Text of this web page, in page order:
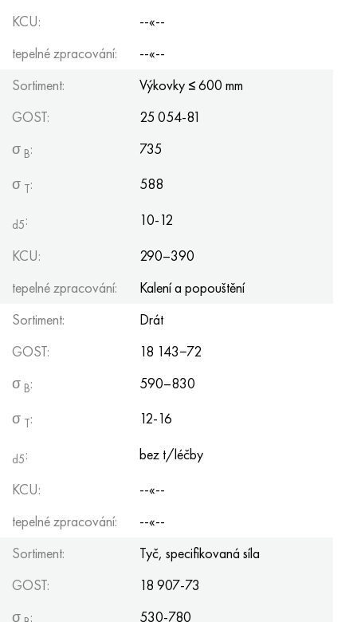
KCU:
--«--
tepelné zpracování:
--«--
Sortiment:
Výkovky ≤600 mm
GOST:
25 054-81
σ B:
735
σ Т: 588
d5:
10-12
KCU:
290–390
tepelné zpracování:
Kalení a popouštění
Sortiment:
Drát
GOST:
18 143−72
σ B:
590–830
σ Т: 12-16
d5:
bez t/léčby
KCU:
--«--
tepelné zpracování:
--«--
Sortiment:
Tyč, specifikovaná síla
GOST:
18 907-73
σ :
530-780